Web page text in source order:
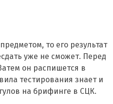
то его результат
уже не сможет. Перед
он распишется в
тестирования знает и
на брифинге в СЦК.